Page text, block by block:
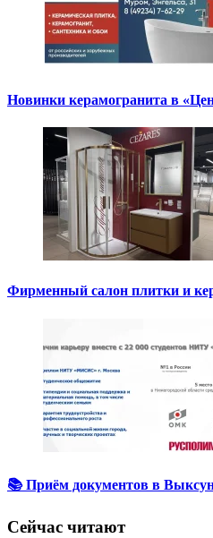
Новинки керамогранита в
Фирменный салон плитки и
📚 Приём документов в
Сейчас читают